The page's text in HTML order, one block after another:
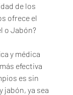
de los
ofrece el
o Jabón?
y médica
efectiva
es sin
jabón, ya sea